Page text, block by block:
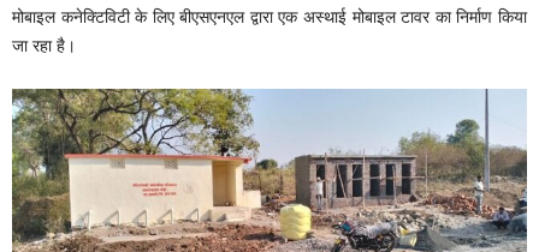
मोबाइल कनेक्टिविटी के लिए बीएसएनएल द्वारा एक अस्थाई मोबाइल टावर का निर्माण किया
जा रहा है।